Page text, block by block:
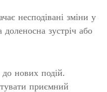
несподівані зміни у
зустріч або
до нових подій.
приємний